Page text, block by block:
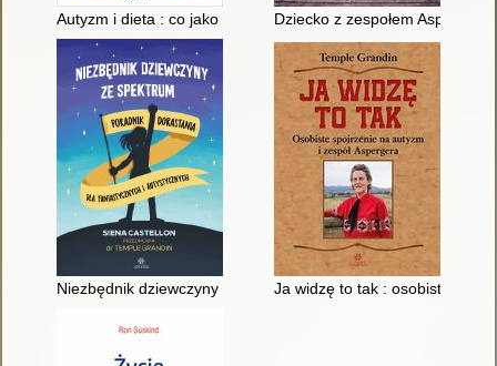
Autyzm i dieta : co jako rodzic powinieneś wiedzieć
Dziecko z zespołem Aspergera
Niezbędnik dziewczyny ze spektrum : poradnik dorastania dla
Ja widzę to tak : osobiste